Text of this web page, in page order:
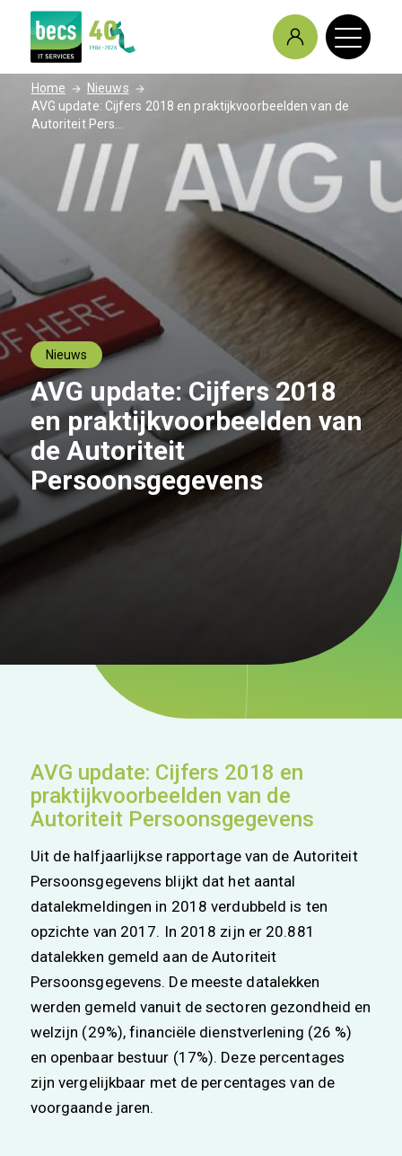
Home / Nieuws /
AVG update: Cijfers 2018 en praktijkvoorbeelden van de
Autoriteit Pers...
Nieuws
AVG update: Cijfers 2018
en praktijkvoorbeelden van
de Autoriteit
Persoonsgegevens
AVG update: Cijfers 2018 en
praktijkvoorbeelden van de
Autoriteit Persoonsgegevens
Uit de halfjaarlijkse rapportage van de Autoriteit
Persoonsgegevens blijkt dat het aantal
datalekmeldingen in 2018 verdubbeld is ten
opzichte van 2017. In 2018 zijn er 20.881
datalekken gemeld aan de Autoriteit
Persoonsgegevens. De meeste datalekken
werden gemeld vanuit de sectoren gezondheid en
welzijn (29%), financiële dienstverlening (26 %)
en openbaar bestuur (17%). Deze percentages
zijn vergelijkbaar met de percentages van de
voorgaande jaren.